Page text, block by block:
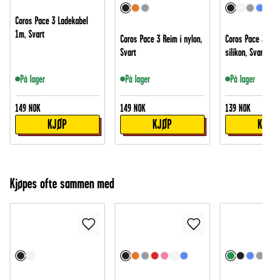
Coros Pace 3 Ladekabel
1m, Svart
På lager
149 NOK
KJØP
Coros Pace 3 Reim i nylon,
Svart
På lager
149 NOK
KJØP
Coros Pace 3
silikon, Svart
På lager
139 NOK
Kjøpes ofte sammen med